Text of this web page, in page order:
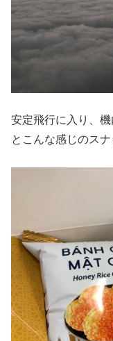
安定飛行に入り、
とこんな感じのスナ